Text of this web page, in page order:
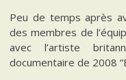
Peu de temps après
des membres de
avec l’artiste
documentaire de 2008